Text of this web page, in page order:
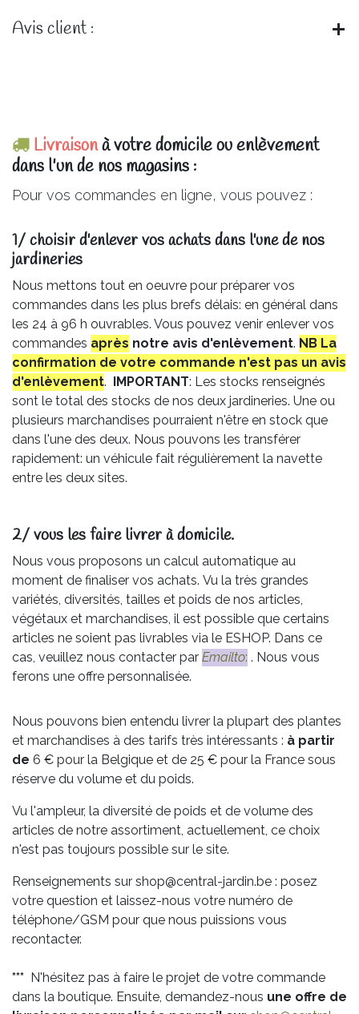
Avis client :
Livraisonà votre domicile ou enlèvement
dans l'un de nos magasins :
Pour vos commandes en ligne, vous pouvez :
1/ choisir d'enlever vos achats dans l'une de nos
jardineries​
Nous mettons tout en oeuvre pour préparer vos
commandes dans les plus brefs délais: en général dans
les 24 à 96 h ouvrables. Vous pouvez venir enlever vos
commandes après notre avis d'enlèvement. NB La
confirmation de votre commande n'est pas un avis
d'enlèvement. IMPORTANT: Les stocks renseignés
sont le total des stocks de nos deux jardineries. Une ou
plusieurs marchandises pourraient n'être en stock que
dans l'une des deux. Nous pouvons les transférer
rapidement: un véhicule fait régulièrement la navette
entre les deux sites.
2/ vous les faire livrer à domicile.
Nous vous proposons un calcul automatique au
moment de finaliser vos achats. Vu la très grandes
variétés, diversités, tailles et poids de nos articles,
végétaux et marchandises, il est possible que certains
articles ne soient pas livrables via le ESHOP. Dans ce
cas, veuillez nous contacter par Emailto: . Nous vous
ferons une offre personnalisée.
Nous pouvons bien entendu livrer la plupart des plantes
et marchandises à des tarifs très intéressants : à partir
de 6 € pour la Belgique et de 25 € pour la France sous
réserve du volume et du poids.
Vu l'ampleur, la diversité de poids et de volume des
articles de notre assortiment, actuellement, ce choix
n'est pas toujours possible sur le site.
Renseignements sur shop@central-jardin.be : posez
votre question et laissez-nous votre numéro de
téléphone/GSM pour que nous puissions vous
recontacter.
*** N'hésitez pas à faire le projet de votre commande
dans la boutique. Ensuite, demandez-nous une offre de